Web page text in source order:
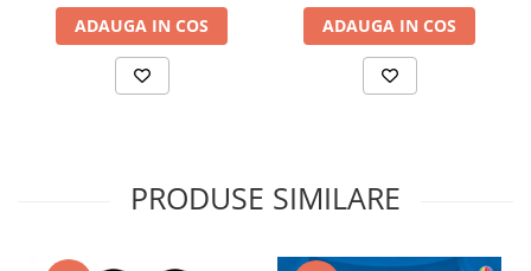
ADAUGA IN COS ADAUGA IN COS
PRODUSE SIMILARE